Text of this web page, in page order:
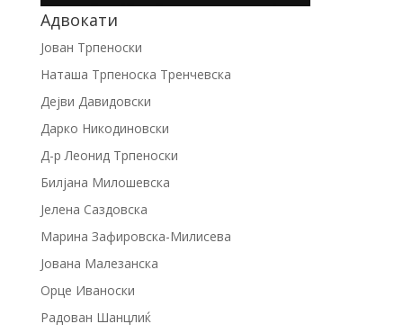
Адвокати
Јован Трпеноски
Наташа Трпеноска Тренчевска
Дејви Давидовски
Дарко Никодиновски
Д-р Леонид Трпеноски
Билјана Милошевска
Јелена Саздовска
Марина Зафировска-Милисева
Јована Малезанска
Орце Иваноски
Радован Шанцлиќ